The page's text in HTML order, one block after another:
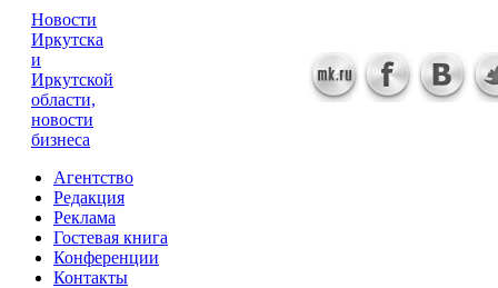
Новости
Иркутска
и
Иркутской
области,
новости
бизнеса
Агентство
Редакция
Реклама
Гостевая книга
Конференции
Контакты